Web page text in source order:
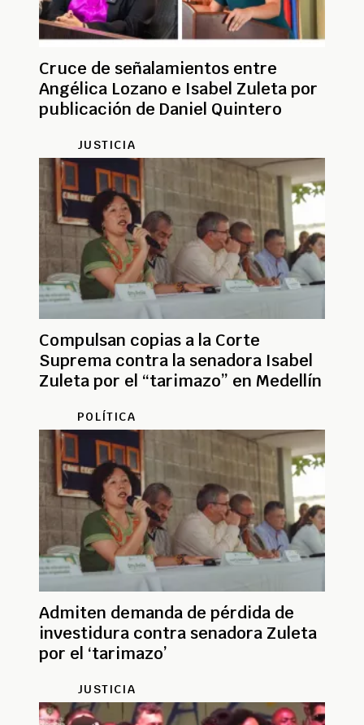
Cruce de señalamientos entre
Angélica Lozano e Isabel Zuleta por
publicación de Daniel Quintero
JUSTICIA
Compulsan copias a la Corte
Suprema contra la senadora Isabel
Zuleta por el “tarimazo” en Medellín
POLÍTICA
Admiten demanda de pérdida de
investidura contra senadora Zuleta
por el ‘tarimazo’
JUSTICIA